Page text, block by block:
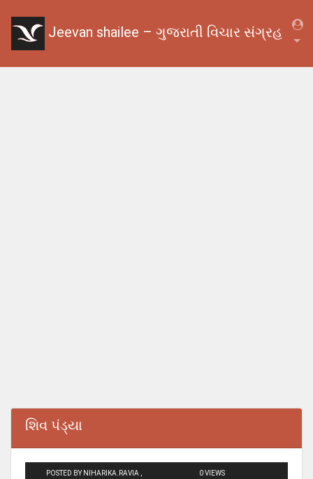
Jeevan shailee – ગુજરાતી વિચાર સંગ્રહ
શિવ પંડ્યા
POSTED BY NIHARIKA.RAVIA ,
0 VIEWS